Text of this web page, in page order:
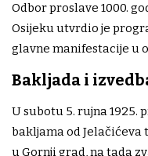
Odbor proslave 1000.
Osijeku utvrdio je
glavne manifestacije u
Bakljada i
U subotu 5. rujna 1925.
bakljama od Jelačićeva
u Gornji grad, na tada